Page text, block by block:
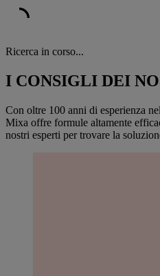
Ricerca in corso...
I CONSIGLI DEI
Con oltre 100 anni di esperienza
Mixa offre formule altamente
nostri esperti per trovare la